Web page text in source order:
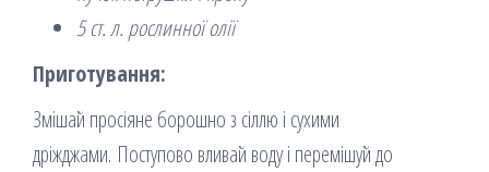
5 ст. л. рослинної олії
Приготування:
Змішай просіяне борошно з сіллю і сухими
дріжджами. Поступово вливай воду і перемішуй до